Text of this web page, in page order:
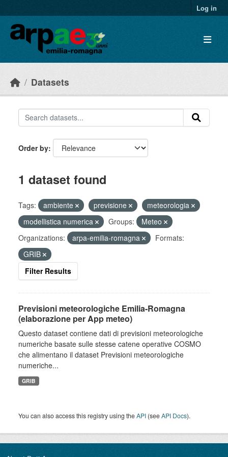
Log in
Datasets
Order by
1 dataset found
Tags: ambiente previsione
meteorologia
modellistica numerica
Groups:
Meteo
Organizations:
arpa-emilia-romagna
Formats:
GRIB
Filter Results
Previsioni meteorologiche Emilia-Romagna
(elaborazione per App meteo)
Questo dataset contiene dati di previsioni meteorologiche
numeriche basate sulle stesse catene operative COSMO
che alimentano il dataset Previsioni meteorologiche
numeriche...
GRIB
You can also access this registry using theAPI (seeAPI Docs).